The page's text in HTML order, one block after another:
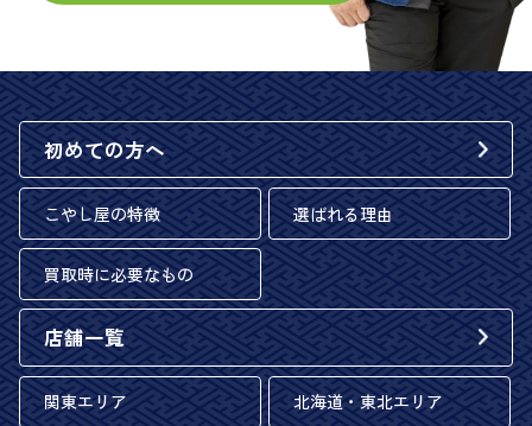
初めての方へ
こやし屋の特徴 選ばれる理由
買取時に必要なもの
店舗一覧
関東エリア 北海道・東北エリア